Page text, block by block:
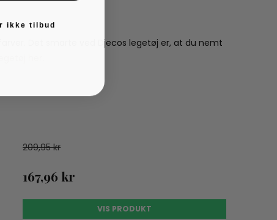
Det smarte ved Djecos legetøj er, at du nemt
209,95 kr
167,96 kr
VIS PRODUKT
ikke tilbud